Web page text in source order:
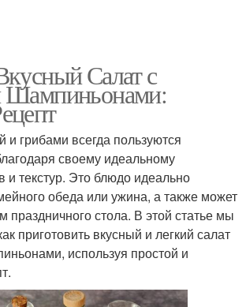
Салат с
Шампиньонами:
и грибами всегда пользуются
своему идеальному
и текстур. Это блюдо идеально
обеда или ужина, а также может
праздничного стола. В этой статье мы
приготовить вкусный и легкий салат
используя простой и